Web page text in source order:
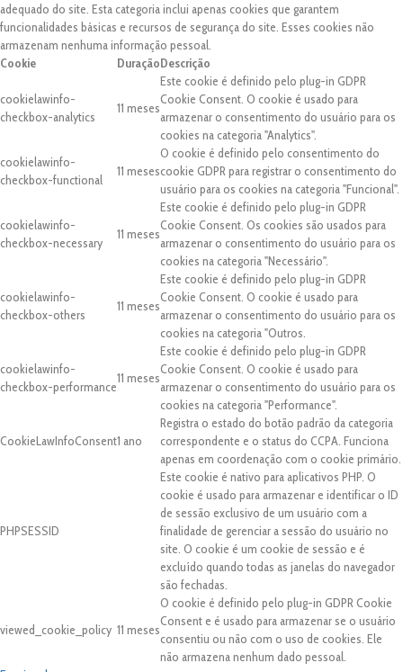
adequado do site. Esta categoria inclui apenas cookies que garantem
funcionalidades básicas e recursos de segurança do site. Esses cookies não
armazenam nenhuma informação pessoal.
Cookie
DuraçãoDescrição
cookielawinfo-
checkbox-analytics
11 meses
Este cookie é definido pelo plug-in GDPR
Cookie Consent. O cookie é usado para
armazenar o consentimento do usuário para os
cookies na categoria "Analytics".
cookielawinfo-
checkbox-functional
11 meses
O cookie é definido pelo consentimento do
cookie GDPR para registrar o consentimento do
usuário para os cookies na categoria "Funcional".
cookielawinfo-
checkbox-necessary
11 meses
Este cookie é definido pelo plug-in GDPR
Cookie Consent. Os cookies são usados para
armazenar o consentimento do usuário para os
cookies na categoria "Necessário".
cookielawinfo-
checkbox-others
11 meses
Este cookie é definido pelo plug-in GDPR
Cookie Consent. O cookie é usado para
armazenar o consentimento do usuário para os
cookies na categoria "Outros.
cookielawinfo-
checkbox-performance
11 meses
Este cookie é definido pelo plug-in GDPR
Cookie Consent. O cookie é usado para
armazenar o consentimento do usuário para os
cookies na categoria "Performance".
CookieLawInfoConsent1 ano
Registra o estado do botão padrão da categoria
correspondente e o status do CCPA. Funciona
apenas em coordenação com o cookie primário.
PHPSESSID
Este cookie é nativo para aplicativos PHP. O
cookie é usado para armazenar e identificar o ID
de sessão exclusivo de um usuário com a
finalidade de gerenciar a sessão do usuário no
site. O cookie é um cookie de sessão e é
excluído quando todas as janelas do navegador
são fechadas.
viewed_cookie_policy 11 meses
O cookie é definido pelo plug-in GDPR Cookie
Consent e é usado para armazenar se o usuário
consentiu ou não com o uso de cookies. Ele
não armazena nenhum dado pessoal.